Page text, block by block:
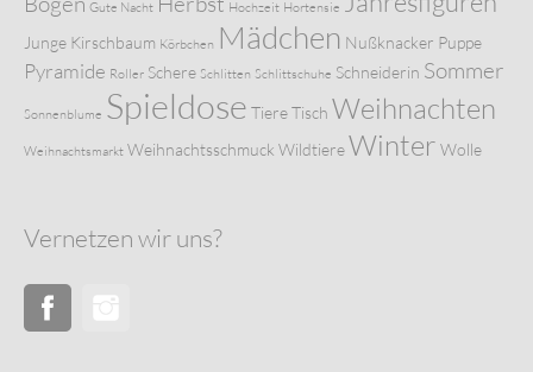
Gute Nacht Hochzeit Hortensie
Junge Kirschbaum Körbchen Mädchen Nußknacker Puppe
Pyramide Roller Schere Schlitten Schlittschuhe Schneiderin Sommer
Sonnenblume Spieldose TiereTisch Weihnachten
Weihnachtsmarkt Weihnachtsschmuck WildtiereWinter Wolle
Vernetzen wir uns?